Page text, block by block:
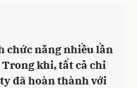
chức năng nhiều lần
khi, tất cả chi
đã hoàn thành với